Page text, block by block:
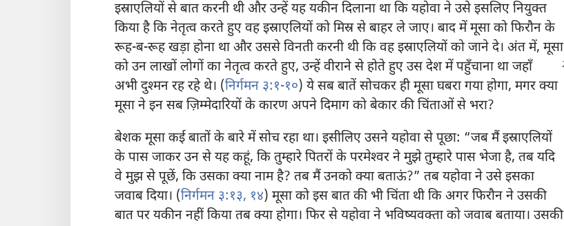
इस्राएलियों से बात करनी थी और उन्हें यह यकीन दिलाना था कि यहोवा ने उसे इसलिए नियुक्‍त
किया है कि नेतृत्व करते हुए वह इस्राएलियों को मिस्र से बाहर ले जाए। बाद में मूसा को फिरौन के
रूह-ब-रूह खड़ा होना था और उससे विनती करनी थी कि वह इस्राएलियों को जाने दे। अंत में, मूसा
को उन लाखोंलोगों का नेतृत्व करते हुए, उन्हें वीराने से होते हुए उस देश में पहुँचाना था जहाँ
अभी दुश्‍मन रह रहे थे। (निर्गमन ३:१-१०) ये सब बातें सोचकर ही मूसा घबरा गया होगा, मगर क्या
मूसा ने इन सब ज़िम्मेदारियों के कारण अपने दिमाग को बेकार की चिंताओं से भरा?
बेशक मूसा कई बातों के बारे में सोच रहा था। इसीलिए उसने यहोवा से पूछा: “जब मैं इस्राएलियों
के पास जाकर उन से यह कहूं, कि तुम्हारे पितरों के परमेश्‍वर ने मुझे तुम्हारे पास भेजा है, तब यदि
वे मुझ से पूछें, कि उसका क्या नाम है? तब मैं उनको क्या बताऊं?” तब यहोवा ने उसे इसका
जवाब दिया। (निर्गमन ३:१३, १४) मूसा को इस बात की भी चिंता थी कि अगर फिरौन ने उसकी
बात पर यकीन नहीं किया तब क्या होगा। फिर से यहोवा ने भविष्यवक्‍ता को जवाब बताया। उसकी